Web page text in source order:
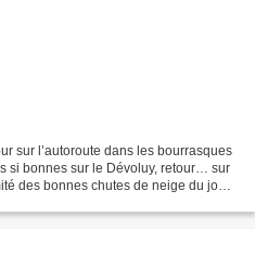
sur l’autoroute dans les bourrasques
si bonnes sur le Dévoluy, retour… sur
des bonnes chutes de neige du jour.